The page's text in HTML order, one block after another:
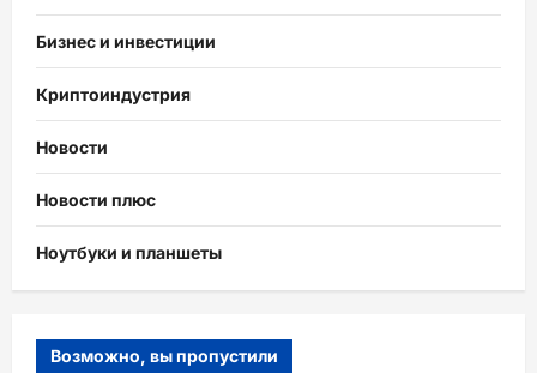
Бизнес и инвестиции
Криптоиндустрия
Новости
Новости плюс
Ноутбуки и планшеты
Возможно, вы пропустили